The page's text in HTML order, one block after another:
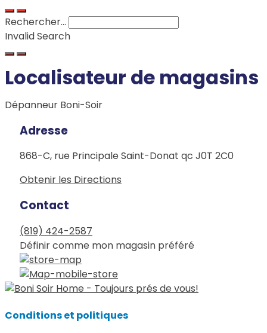
Rechercher...
Invalid Search
Submit
Localisateur de magasins
Dépanneur Boni-Soir
Adresse
868-C, rue Principale Saint-Donat qc J0T 2C0
Obtenir les Directions
Contact
(819) 424-2587
Définir comme mon magasin préféré
Conditions et politiques